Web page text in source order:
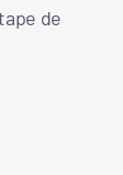
de